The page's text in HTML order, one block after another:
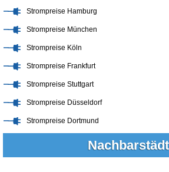
Strompreise Hamburg
Strompreise München
Strompreise Köln
Strompreise Frankfurt
Strompreise Stuttgart
Strompreise Düsseldorf
Strompreise Dortmund